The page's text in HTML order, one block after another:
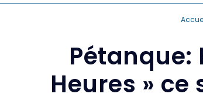
Pétanque:
Heures »